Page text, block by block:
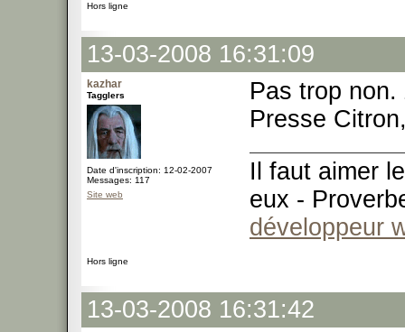
Hors ligne
13-03-2008 16:31:09
kazhar
Tagglers
Date d'inscription: 12-02-2007
Messages: 117
Site web
Pas trop
Presse
Il faut aimer
eux -
développeur
Hors ligne
13-03-2008 16:31:42